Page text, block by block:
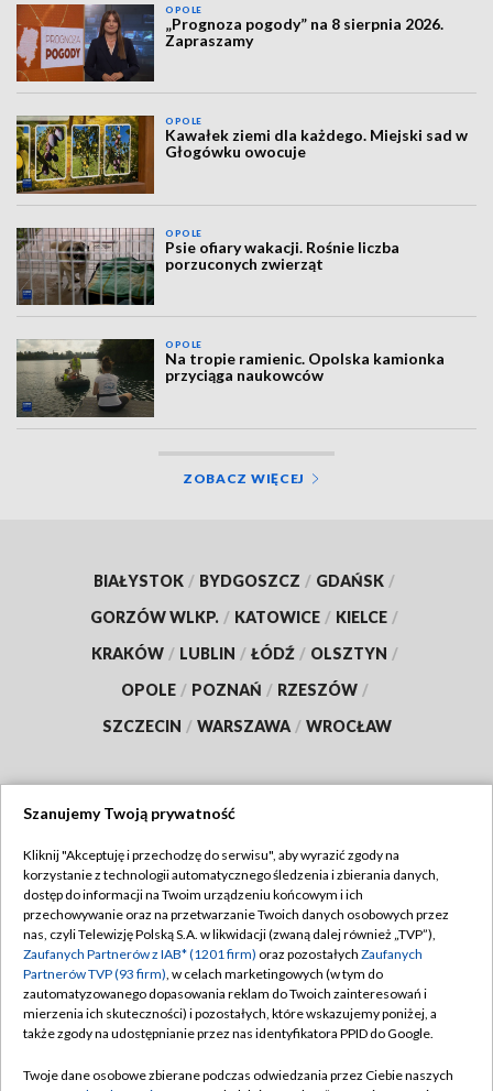
OPOLE
„Prognoza pogody” na 8 sierpnia 2026.
Zapraszamy
OPOLE
Kawałek ziemi dla każdego. Miejski sad w
Głogówku owocuje
OPOLE
Psie ofiary wakacji. Rośnie liczba
porzuconych zwierząt
OPOLE
Na tropie ramienic. Opolska kamionka
przyciąga naukowców
ZOBACZ WIĘCEJ
BIAŁYSTOK / BYDGOSZCZ / GDAŃSK /
GORZÓW WLKP. / KATOWICE / KIELCE /
KRAKÓW / LUBLIN / ŁÓDŹ / OLSZTYN /
OPOLE / POZNAŃ / RZESZÓW /
SZCZECIN / WARSZAWA / WROCŁAW
TVP
Abonament TVP
Emisja w TVP
Centrum informacji TVP
Naziemna Telewizja Cyfrowa
Regulamin TVP
Polityka prywatności
Moje zgody
Pomoc
Szanujemy Twoją prywatność
Kliknij "Akceptuję i przechodzę do serwisu", aby wyrazić zgody na
korzystanie z technologii automatycznego śledzenia i zbierania danych,
dostęp do informacji na Twoim urządzeniu końcowym i ich
przechowywanie oraz na przetwarzanie Twoich danych osobowych przez
nas, czyli Telewizję Polską S.A. w likwidacji (zwaną dalej również „TVP”),
Zaufanych Partnerów z IAB* (1201 firm) oraz pozostałych Zaufanych
Partnerów TVP (93 firm), w celach marketingowych (w tym do
zautomatyzowanego dopasowania reklam do Twoich zainteresowań i
mierzenia ich skuteczności) i pozostałych, które wskazujemy poniżej, a
także zgody na udostępnianie przez nas identyfikatora PPID do Google.
Twoje dane osobowe zbierane podczas odwiedzania przez Ciebie naszych